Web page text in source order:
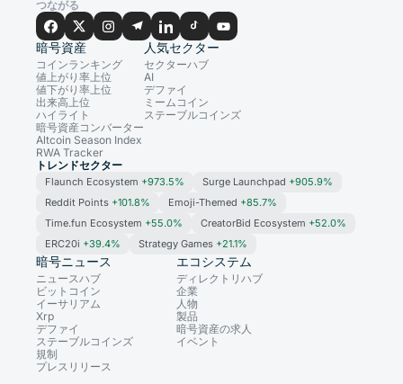
つながる
暗号資産
コインランキング
値上がり率上位
値下がり率上位
出来高上位
ハイライト
暗号資産コンバーター
Altcoin Season Index
RWA Tracker
人気セクター
セクターハブ
AI
デファイ
ミームコイン
ステーブルコインズ
トレンドセクター
Flaunch Ecosystem +973.5% Surge Launchpad +905.9%
Reddit Points +101.8% Emoji-Themed +85.7%
Time.fun Ecosystem +55.0% CreatorBid Ecosystem +52.0%
ERC20i +39.4% Strategy Games +21.1%
暗号ニュース
ニュースハブ
ビットコイン
イーサリアム
Xrp
デファイ
ステーブルコインズ
規制
プレスリリース
エコシステム
ディレクトリハブ
企業
人物
製品
暗号資産の求人
イベント